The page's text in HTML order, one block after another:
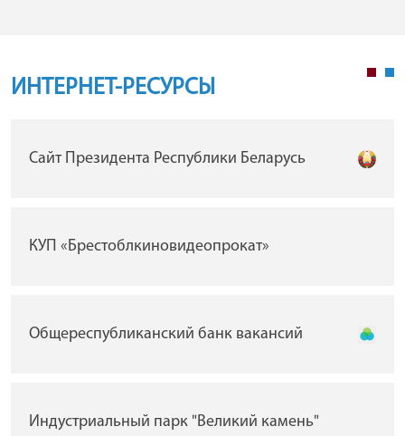
ИНТЕРНЕТ-РЕСУРСЫ
Сайт Президента Республики Беларусь
КУП «Брестоблкиновидеопрокат»
Общереспубликанский банк вакансий
Индустриальный парк "Великий камень"